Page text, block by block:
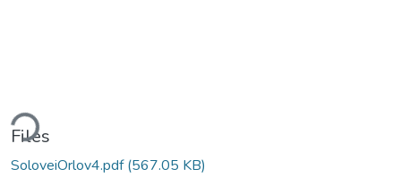
Files
SoloveiOrlov4.pdf(567.05 KB)